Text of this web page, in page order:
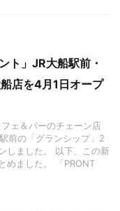
ト」JR大船駅前・
店を4月1日オープ
ェ＆バーのチェーン店
前の「グランシップ」2
しました。 以下、この新
めました。 「PRONT